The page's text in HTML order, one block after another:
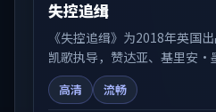
失控追缉
《失控追缉》为2018年英国
凯歌执导，赞达亚、基里安·
人物弧光与节奏推进中展开，
感。可与站内国产剧、电影、
高清 流畅